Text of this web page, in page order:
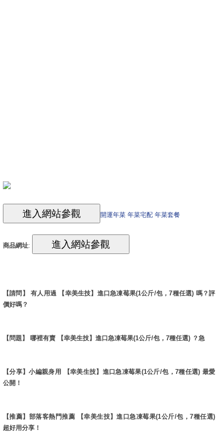
開運年菜 年菜宅配 年菜套餐
商品網址:
【請問】 有人用過 【幸美生技】進口急凍莓果(1公斤/包，7種任選) 嗎？評
價好嗎？
【問題】 哪裡有賣 【幸美生技】進口急凍莓果(1公斤/包，7種任選) ？急
【分享】小編親身用 【幸美生技】進口急凍莓果(1公斤/包，7種任選) 最愛
公開！
【推薦】部落客熱門推薦 【幸美生技】進口急凍莓果(1公斤/包，7種任選)
超好用分享！